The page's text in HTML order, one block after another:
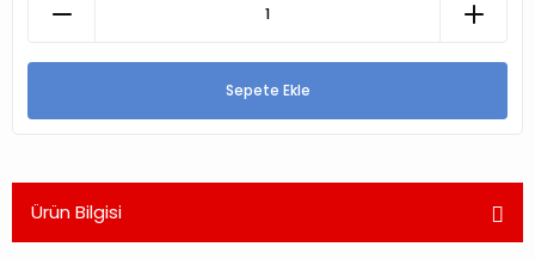
Sepete Ekle
Ürün Bilgisi